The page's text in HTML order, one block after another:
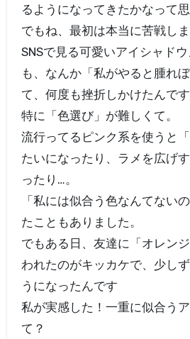
るようになってきたかなって
でもね、最初は本当に苦戦しま
SNSで見る可愛いアイシャド
も、なんか「私がやると腫れ
て、何度も挫折しかけたんです
特に「色選び」が難しくて。
流行ってるピンク系を使うと
たいになったり、ラメを広げ
ったり…。
「私には似合う色なんてない
たこともありました。
でもある日、友達に「オレン
われたのがキッカケで、少し
うになったんです
私が実感した！一重に似合う
て？